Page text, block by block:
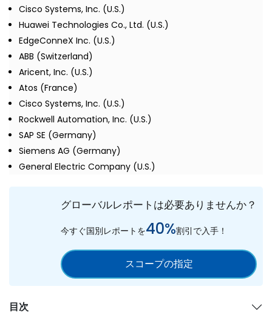
Cisco Systems, Inc. (U.S.)
Huawei Technologies Co., Ltd. (U.S.)
EdgeConneX Inc. (U.S.)
ABB (Switzerland)
Aricent, Inc. (U.S.)
Atos (France)
Cisco Systems, Inc. (U.S.)
Rockwell Automation, Inc. (U.S.)
SAP SE (Germany)
Siemens AG (Germany)
General Electric Company (U.S.)
グローバルレポートは必要ありませんか？
今すぐ国別レポートを40%割引で入手！
スコープの指定
目次